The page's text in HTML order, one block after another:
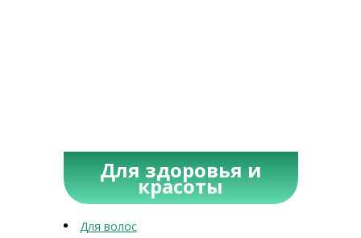
Для здоровья и
красоты
Для волос